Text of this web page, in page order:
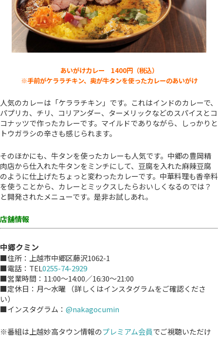
あいがけカレー 1400円（税込）
※手前がケララチキン、奥が牛タンを使ったカレーのあいがけ
人気のカレーは「ケララチキン」です。これはインドのカレーで、
パプリカ、チリ、コリアンダー、ターメリックなどのスパイスとコ
コナッツで作ったカレーです。マイルドでありながら、しっかりと
トウガラシの辛さも感じられます。
そのほかにも、牛タンを使ったカレーも人気です。中郷の豊岡精
肉店から仕入れた牛タンをミンチにして、豆腐を入れた麻辣豆腐
のように仕上げたちょっと変わったカレーです。中華料理も香辛料
を使うことから、カレーとミックスしたらおいしくなるのでは？
と開発されたメニューです。是非お試しあれ。
店舗情報
中郷クミン
■住所：上越市中郷区藤沢1062-1
■電話：TEL0255-74-2929
■営業時間：11:00～14:00／16:30～21:00
■定休日：月～水曜 （詳しくはインスタグラムをご確認くださ
い）
■インスタグラム： @nakagocumin
※番組は上越妙高タウン情報のプレミアム会員でご視聴いただけ